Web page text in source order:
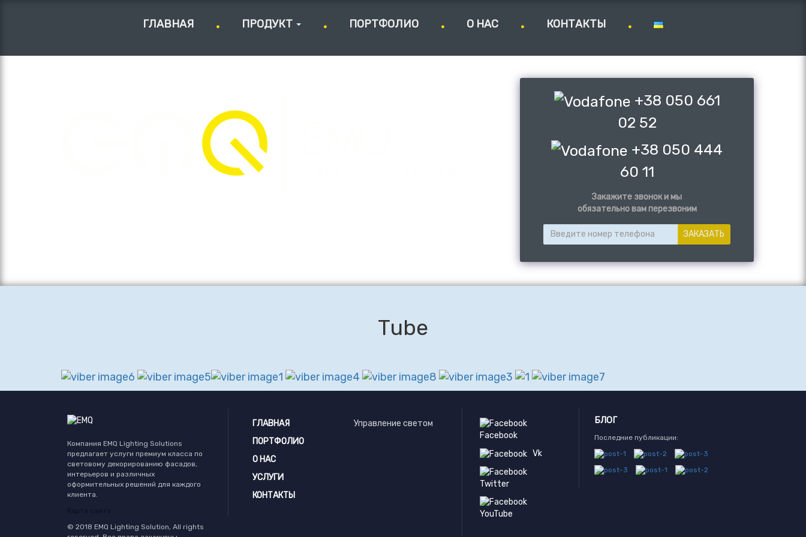
ГЛАВНАЯ ПРОДУКТ ПОРТФОЛИО О НАС КОНТАКТЫ
+38 050 661
02 52
+38 050 444
60 11
Закажите звонок и мы
обязательно вам перезвоним
ЗАКАЗАТЬ
Тube
Компания EMQ Lighting Solutions
предлагает услуги премиум класса по
световому декорированию фасадов,
интерьеров и различных
оформительных решений для каждого
клиента.
© 2018 EMQ Lighting Solution, All rights
ГЛАВНАЯ
ПОРТФОЛИО
О НАС
УСЛУГИ
КОНТАКТЫ
Управление светом
Facebook
Vk
Twitter
YouTube
БЛОГ
Последние публикации: